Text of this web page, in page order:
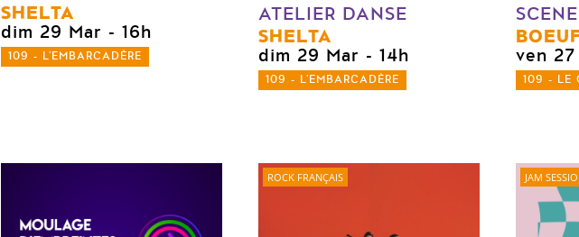
SHELTA
dim 29 Mar - 16h
109 - L'EMBARCADÈRE
ATELIER DANSE
SHELTA
dim 29 Mar - 14h
109 - L'EMBARCADÈRE
ven 27
109 - LE
ROCK FRANÇAIS JAM